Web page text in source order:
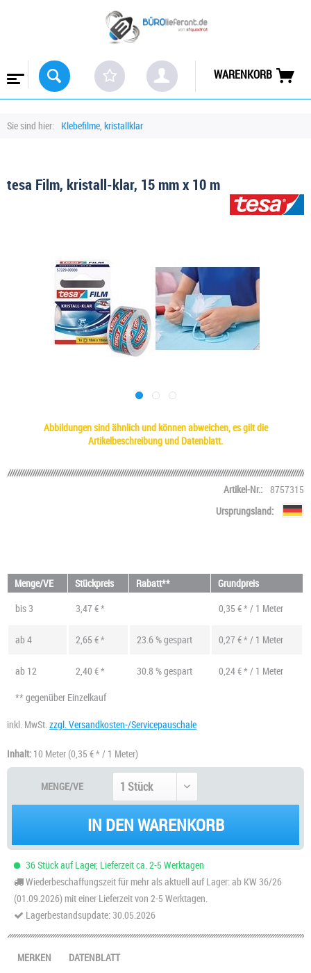
WARENKORB
Sie sind hier: Klebefilme, kristallklar
tesa Film, kristall-klar, 15 mm x 10 m
Abbildungen sind ähnlich und können abweichen, es gilt die
Artikelbeschreibung und Datenblatt.
Artikel-Nr.: 8757315
Ursprungsland:
Menge/VE Stückpreis Rabatt**
Grundpreis
bis 3 3,47 € * 0,35 € * / 1 Meter
ab4 2,65 € * 23.6 % gespart 0,27 € * / 1 Meter
ab 12 2,40 € * 30.8 % gespart
0,24 € * / 1 Meter
** gegenüber Einzelkauf
inkl. MwSt. zzgl. Versandkosten-/Servicepauschale
Inhalt: 10 Meter (0,35 € * / 1 Meter)
MENGE/VE
IN DEN WARENKORB
36 Stück auf Lager, Lieferzeit ca. 2-5 Werktagen
Wiederbeschaffungszeit für mehr als aktuell auf Lager: ab KW 36/26
(01.09.2026) mit einer Lieferzeit von 2-5 Werktagen.
Lagerbestandsupdate: 30.05.2026
DATENBLATT
MERKEN